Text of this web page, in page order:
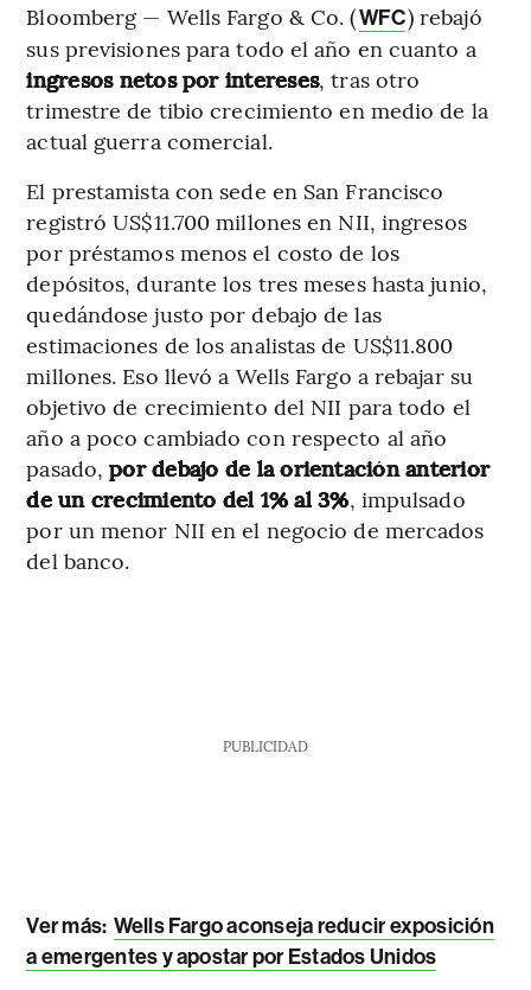
Bloomberg — Wells Fargo & Co. (WFC) rebajó
sus previsiones para todo el año en cuanto a
ingresos netos por intereses, tras otro
trimestre de tibio crecimiento en medio de la
actual guerra comercial.
El prestamista con sede en San Francisco
registró US$11.700 millones en NII, ingresos
por préstamos menos el costo de los
depósitos, durante los tres meses hasta junio,
quedándose justo por debajo de las
estimaciones de los analistas de US$11.800
millones. Eso llevó a Wells Fargo a rebajar su
objetivo de crecimiento del NII para todo el
año a poco cambiado con respecto al año
pasado,por debajo de la orientación anterior
de un crecimiento del 1% al 3%, impulsado
por un menor NII en el negocio de mercados
del banco.
PUBLICIDAD
Ver más: Wells Fargo aconseja reducir exposición
a emergentes y apostar por Estados Unidos